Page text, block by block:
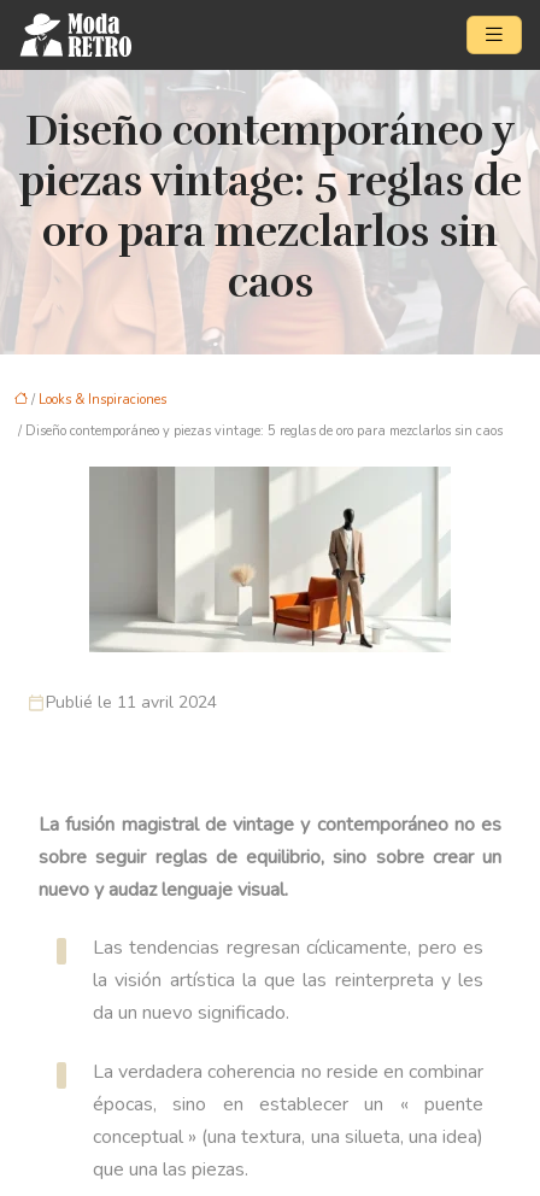
Diseño contemporáneo y
piezas vintage: 5 reglas de
oro para mezclarlos sin
caos
/ Looks & Inspiraciones
/ Diseño contemporáneo y piezas vintage: 5 reglas de oro para mezclarlos sin caos
Publié le 11 avril 2024
La fusión magistral de vintage y contemporáneo no es
sobre seguir reglas de equilibrio, sino sobre crear un
nuevo y audaz lenguaje visual.
Las tendencias regresan cíclicamente, pero es
la visión artística la que las reinterpreta y les
da un nuevo significado.
La verdadera coherencia no reside en combinar
épocas, sino en establecer un « puente
conceptual » (una textura, una silueta, una idea)
que una las piezas.